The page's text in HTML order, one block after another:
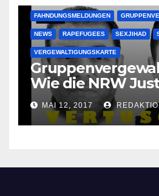
FAHNDUNGSMELDUNGEN
NEWS RAPEFUGEES SEXJIHAD
VERGEWALTIGUNGSKARTE
Wie die NRW
Lokalzeitung
Bilder zu
MAI 12, 2017